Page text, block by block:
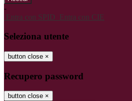
-
Entra con SPID Entra con CIE
Seleziona utente
button close ×
Recupero password
button close ×